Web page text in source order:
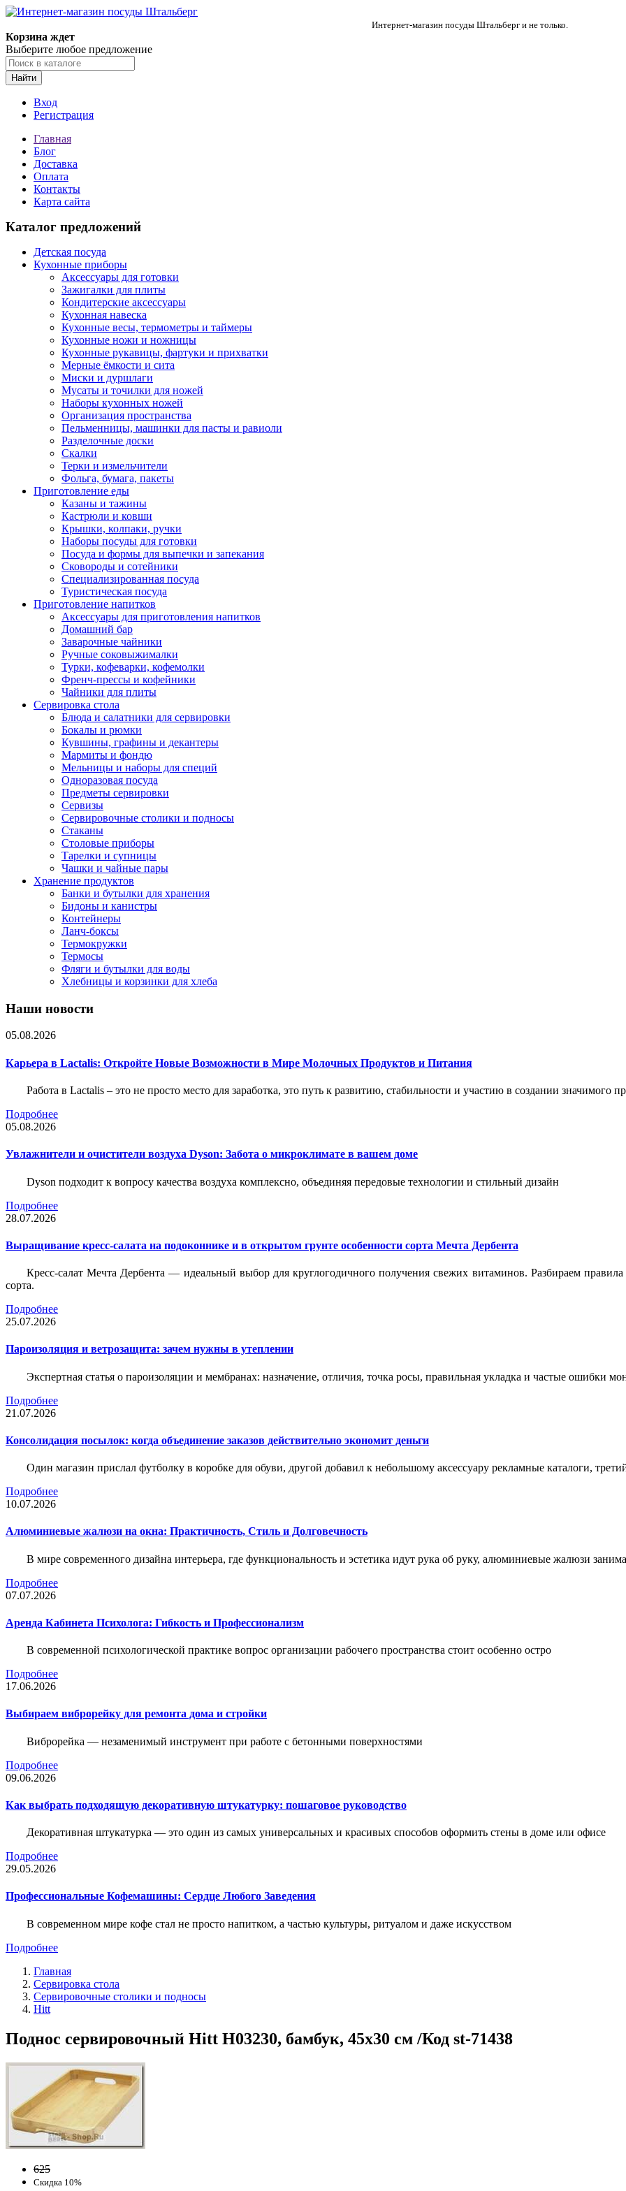
Интернет-магазин посуды Штальберг и не только.
Корзина ждет
Выберите любое предложение
Найти
Вход
Регистрация
Главная
Блог
Доставка
Оплата
Контакты
Карта сайта
Каталог предложений
Детская посуда
Кухонные приборы
Аксессуары для готовки
Зажигалки для плиты
Кондитерские аксессуары
Кухонная навеска
Кухонные весы, термометры и таймеры
Кухонные ножи и ножницы
Кухонные рукавицы, фартуки и прихватки
Мерные ёмкости и сита
Миски и дуршлаги
Мусаты и точилки для ножей
Наборы кухонных ножей
Организация пространства
Пельменницы, машинки для пасты и равиоли
Разделочные доски
Скалки
Терки и измельчители
Фольга, бумага, пакеты
Приготовление еды
Казаны и тажины
Кастрюли и ковши
Крышки, колпаки, ручки
Наборы посуды для готовки
Посуда и формы для выпечки и запекания
Сковороды и сотейники
Специализированная посуда
Туристическая посуда
Приготовление напитков
Аксессуары для приготовления напитков
Домашний бар
Заварочные чайники
Ручные соковыжималки
Турки, кофеварки, кофемолки
Френч-прессы и кофейники
Чайники для плиты
Сервировка стола
Блюда и салатники для сервировки
Бокалы и рюмки
Кувшины, графины и декантеры
Мармиты и фондю
Мельницы и наборы для специй
Одноразовая посуда
Предметы сервировки
Сервизы
Сервировочные столики и подносы
Стаканы
Столовые приборы
Тарелки и супницы
Чашки и чайные пары
Хранение продуктов
Банки и бутылки для хранения
Бидоны и канистры
Контейнеры
Ланч-боксы
Термокружки
Термосы
Фляги и бутылки для воды
Хлебницы и корзинки для хлеба
Наши новости
05.08.2026
Карьера в Lactalis: Откройте Новые Возможности в Мире Молочных Продуктов и Питания
Работа в Lactalis – это не просто место для заработка, это путь к развитию, стабильности и участию в создании значимого
Подробнее
05.08.2026
Увлажнители и очистители воздуха Dyson: Забота о микроклимате в вашем доме
Dyson подходит к вопросу качества воздуха комплексно, объединяя передовые технологии и стильный дизайн
Подробнее
28.07.2026
Выращивание кресс-салата на подоконнике и в открытом грунте особенности сорта Мечта Дербента
Кресс-салат Мечта Дербента — идеальный выбор для круглогодичного получения свежих витаминов. Разбираем
сорта.
Подробнее
25.07.2026
Пароизоляция и ветрозащита: зачем нужны в утеплении
Экспертная статья о пароизоляции и мембранах: назначение, отличия, точка росы, правильная укладка и частые ошибки
Подробнее
21.07.2026
Консолидация посылок: когда объединение заказов действительно экономит деньги
Один магазин прислал футболку в коробке для обуви, другой добавил к небольшому аксессуару рекламные каталоги,
Подробнее
10.07.2026
Алюминиевые жалюзи на окна: Практичность, Стиль и Долговечность
В мире современного дизайна интерьера, где функциональность и эстетика идут рука об руку, алюминиевые жалюзи
Подробнее
07.07.2026
Аренда Кабинета Психолога: Гибкость и Профессионализм
В современной психологической практике вопрос организации рабочего пространства стоит особенно остро
Подробнее
17.06.2026
Выбираем виброрейку для ремонта дома и стройки
Виброрейка — незаменимый инструмент при работе с бетонными поверхностями
Подробнее
09.06.2026
Как выбрать подходящую декоративную штукатурку: пошаговое руководство
Декоративная штукатурка — это один из самых универсальных и красивых способов оформить стены в доме или офисе
Подробнее
29.05.2026
Профессиональные Кофемашины: Сердце Любого Заведения
В современном мире кофе стал не просто напитком, а частью культуры, ритуалом и даже искусством
Подробнее
Главная
Сервировка стола
Сервировочные столики и подносы
Hitt
Поднос сервировочный Hitt H03230, бамбук, 45х30 см /Код st-71438
625
Скидка 10%